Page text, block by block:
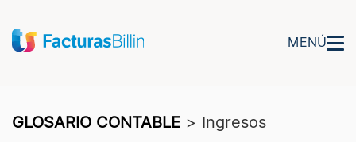
MENÚ
GLOSARIO CONTABLE > Ingresos